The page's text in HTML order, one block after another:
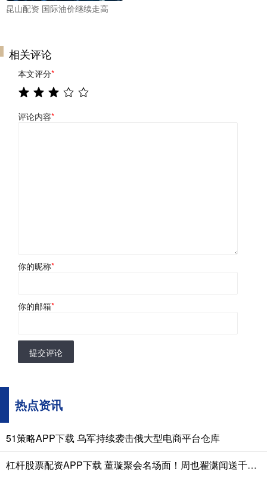
昆山配资 国际油价继续走高
相关评论
本文评分*
评论内容*
你的昵称*
你的邮箱*
提交评论
热点资讯
51策略APP下载 乌军持续袭击俄大型电商平台仓库
杠杆股票配资APP下载 董璇聚会名场面！周也翟潇闻送千元礼，小酒窝一句话让翟潇闻尴尬